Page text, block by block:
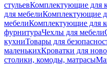
стульевКомплектующие для
для мебелиКомплектующие
мебелиКомплектующие для
фурнитураЧехлы для мебели
кухниТовары для
маленькихКроватки для
столики, комоды, матрасы